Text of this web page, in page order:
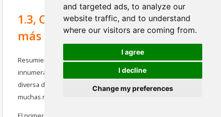
and targeted ads, to analyze our
website traffic, and to understand
where our visitors are coming from.
I agree
I decline
Change my preferences
1.3, Oro, probablemente el metal
más útil
Resumiendo, parece que se puede utilizar el oro de
innumerables formas. Hemos estado utilizándolo de manera
diversa durante mucho tiempo. Es posible que todavía haya
muchas más aplicaciones de las que no somos conscientes.